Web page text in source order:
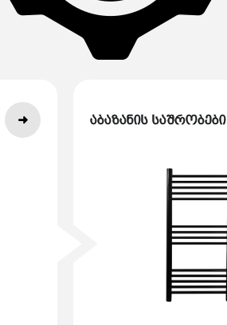
აბაზანის საშრობები